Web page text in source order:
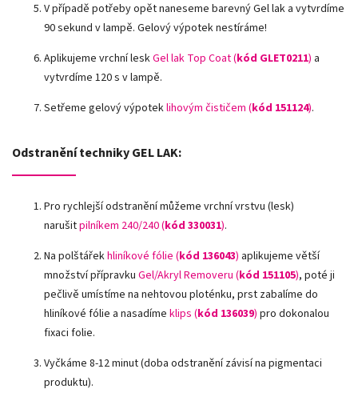
V případě potřeby opět naneseme barevný Gel lak a vytvrdíme
90 sekund v lampě. Gelový výpotek nestíráme!
Aplikujeme vrchní leskGel lak Top Coat (kód GLET0211) a
vytvrdíme 120 s v lampě.
Setřeme gelový výpoteklihovým čističem (kód 151124).
Odstranění techniky GEL LAK:
Pro rychlejší odstranění můžeme vrchní vrstvu (lesk)
narušitpilníkem 240/240 (kód 330031).
Na polštářekhliníkové fólie (kód 136043) aplikujeme větší
množství přípravku Gel/Akryl Removeru (kód 151105), poté ji
pečlivě umístíme na nehtovou ploténku, prst zabalíme do
hliníkové fólie a nasadíme klips (kód 136039) pro dokonalou
fixaci folie.
Vyčkáme 8-12 minut (doba odstranění závisí na pigmentaci
produktu).